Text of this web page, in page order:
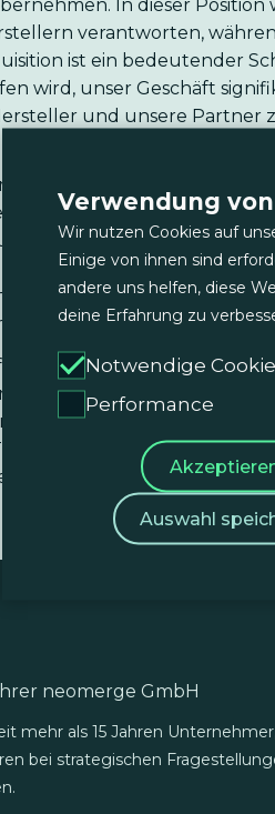
In dieser Position
verantworten,
ist ein bedeutender
wird, unser Geschäft
und unsere Partner
kommentierte: „Dieser
vereinen, die beide über
Branchenwissen
Marktpräsenz effektiv
Kunden von einem
und innovativen
gemeinsamen Team
zu uns. Durch die
zweistelligen organischen
Publisher-Communities
zu uns stoßen,
so Dave Stevinson, Group
neomerge GmbH
mehr als 15 Jahren
bei strategischen
Verwendung
Wir nutzen Cookies auf
Einige von ihnen sind
andere uns helfen, diese
deine Erfahrung zu
Notwendige
Performance
Auswahl